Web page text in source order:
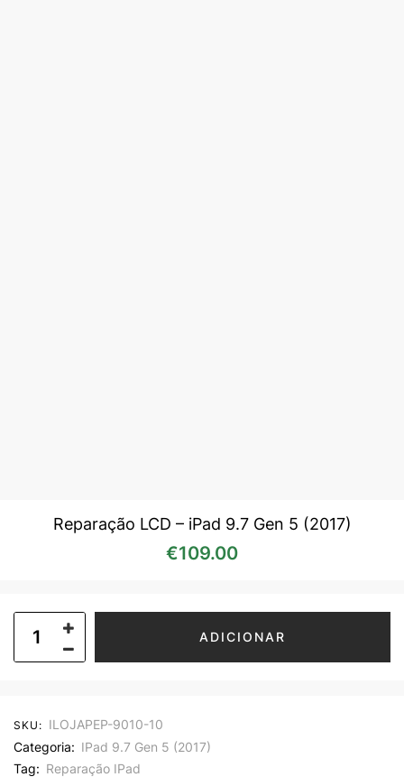
Reparação LCD – iPad 9.7 Gen 5 (2017)
€109.00
ADICIONAR
SKU: ILOJAPEP-9010-10
Categoria: IPad 9.7 Gen 5 (2017)
Tag: Reparação IPad